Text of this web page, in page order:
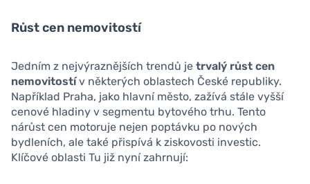
Růst cen nemovitostí
Jedním z nejvýraznějších trendů je trvalý růst cen
nemovitostív některých oblastech České republiky.
Například Praha, jako hlavní město, zažívá stále vyšší
cenové hladiny v segmentu bytového trhu. Tento
nárůst cen motoruje nejen poptávku po nových
bydleních, ale také přispívá k ziskovosti investic.
Klíčové oblasti Tu již nyní zahrnují: